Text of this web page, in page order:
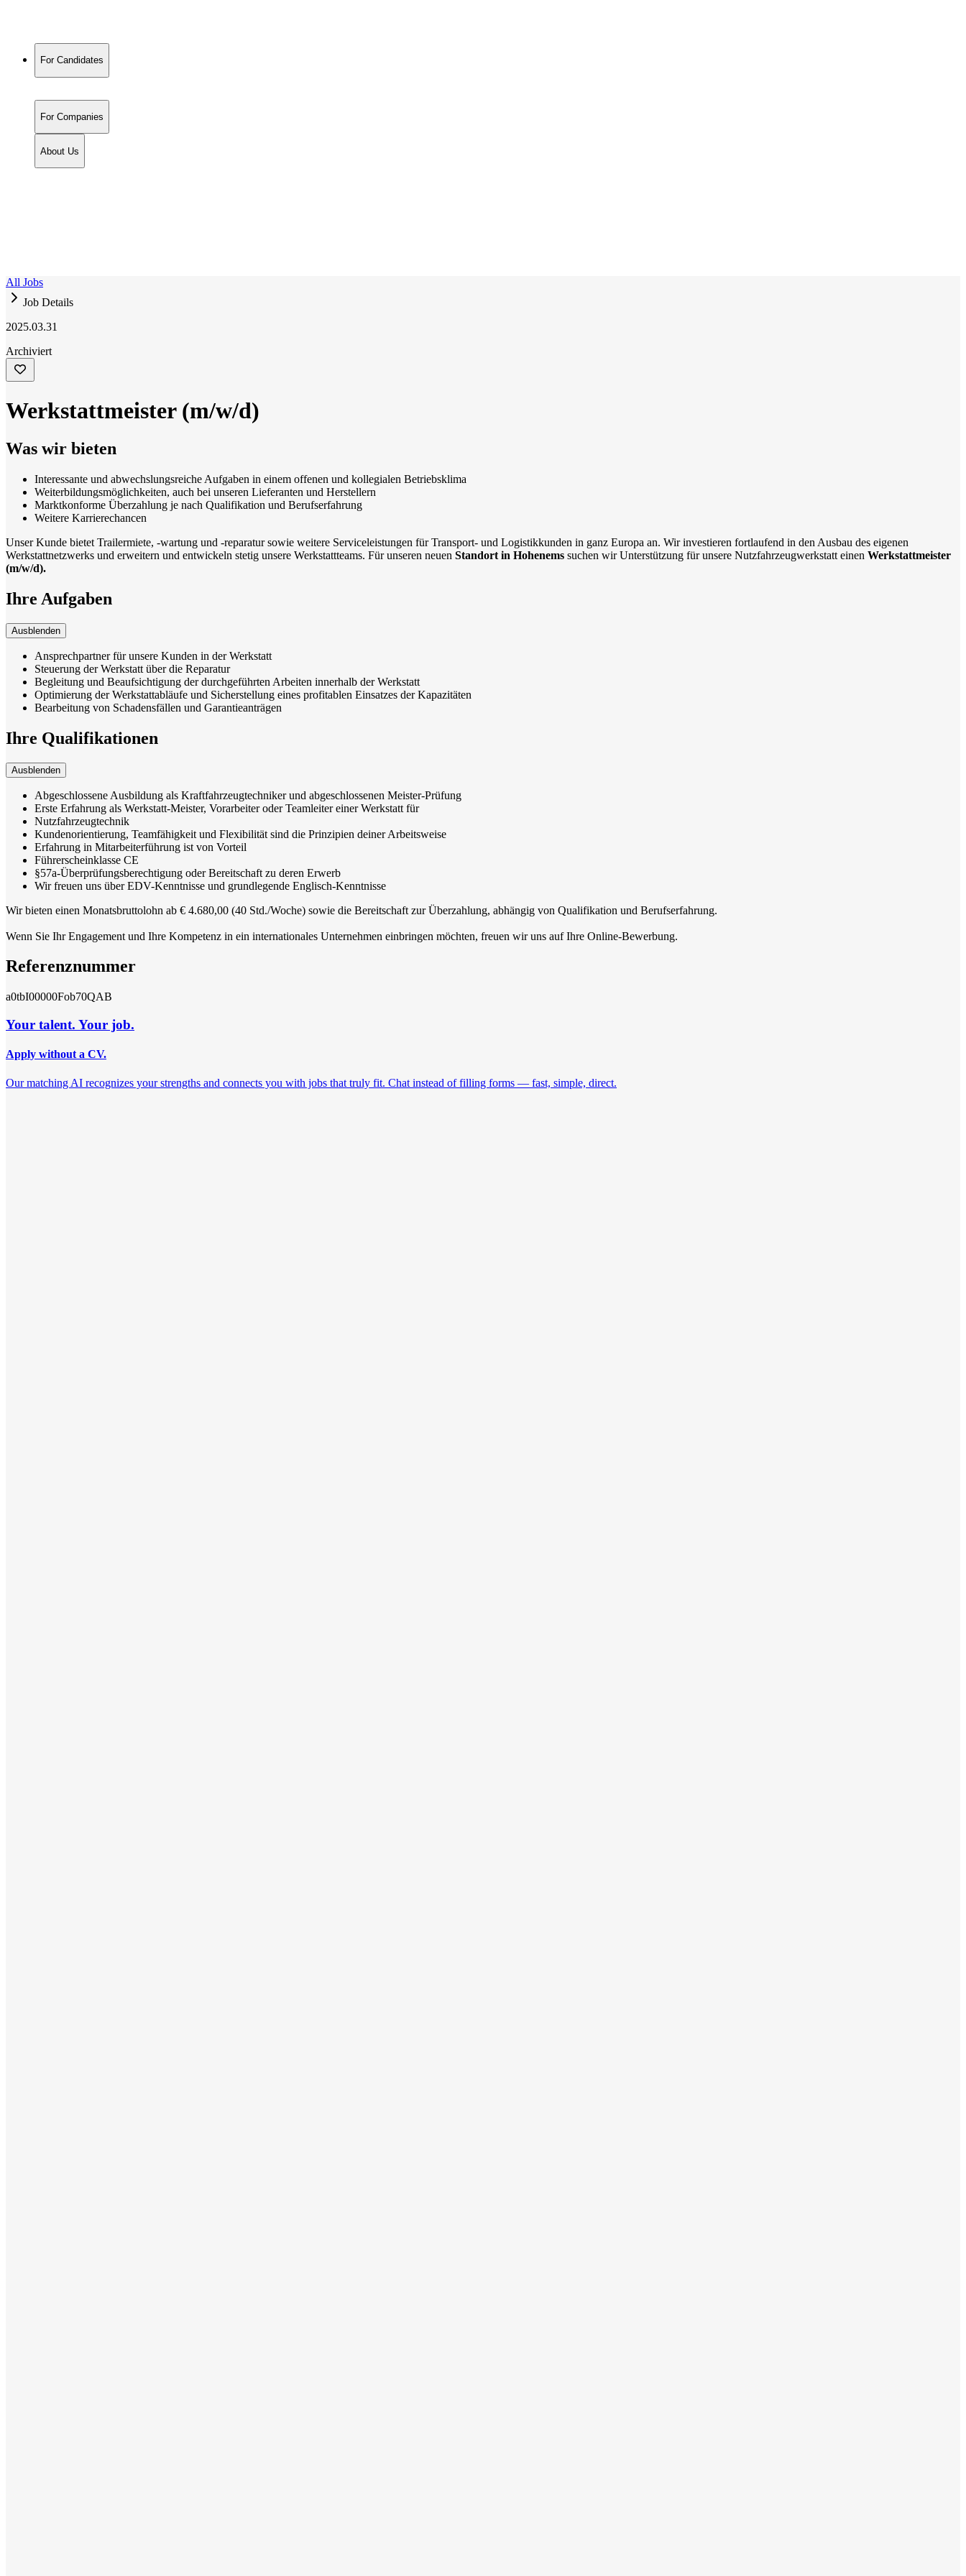
For Candidates
For Companies
About Us
All Jobs
Job Details
2025.03.31
Archiviert
Werkstattmeister (m/w/d)
Was wir bieten
Interessante und abwechslungsreiche Aufgaben in einem offenen und kollegialen Betriebsklima
Weiterbildungsmöglichkeiten, auch bei unseren Lieferanten und Herstellern
Marktkonforme Überzahlung je nach Qualifikation und Berufserfahrung
Weitere Karrierechancen
Unser Kunde bietet Trailermiete, -wartung und -reparatur sowie weitere Serviceleistungen für Transport- und Logistikkunden in ganz Europa an. Wir investieren fortlaufend in den Ausbau des eigenen
Werkstattnetzwerks und erweitern und entwickeln stetig unsere Werkstattteams. Für unseren neuen Standort in Hohenems suchen wir Unterstützung für unsere Nutzfahrzeugwerkstatt einen Werkstattmeister
(m/w/d).
Ihre Aufgaben
Ausblenden
Ansprechpartner für unsere Kunden in der Werkstatt
Steuerung der Werkstatt über die Reparatur
Begleitung und Beaufsichtigung der durchgeführten Arbeiten innerhalb der Werkstatt
Optimierung der Werkstattabläufe und Sicherstellung eines profitablen Einsatzes der Kapazitäten
Bearbeitung von Schadensfällen und Garantieanträgen
Ihre Qualifikationen
Ausblenden
Abgeschlossene Ausbildung als Kraftfahrzeugtechniker und abgeschlossenen Meister-Prüfung
Erste Erfahrung als Werkstatt-Meister, Vorarbeiter oder Teamleiter einer Werkstatt für
Nutzfahrzeugtechnik
Kundenorientierung, Teamfähigkeit und Flexibilität sind die Prinzipien deiner Arbeitsweise
Erfahrung in Mitarbeiterführung ist von Vorteil
Führerscheinklasse CE
§57a-Überprüfungsberechtigung oder Bereitschaft zu deren Erwerb
Wir freuen uns über EDV-Kenntnisse und grundlegende Englisch-Kenntnisse
Wir bieten einen Monatsbruttolohn ab € 4.680,00 (40 Std./Woche) sowie die Bereitschaft zur Überzahlung, abhängig von Qualifikation und Berufserfahrung.
Wenn Sie Ihr Engagement und Ihre Kompetenz in ein internationales Unternehmen einbringen möchten, freuen wir uns auf Ihre Online-Bewerbung.
Referenznummer
a0tbI00000Fob70QAB
Your talent. Your job.
Apply without a CV.
Our matching AI recognizes your strengths and connects you with jobs that truly fit. Chat instead of filling forms — fast, simple, direct.